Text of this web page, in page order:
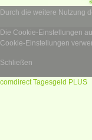
Durch die weitere Nutzung
Die Cookie-Einstellungen
Cookie-Einstellungen
Schließen
comdirect Tagesgeld PLUS